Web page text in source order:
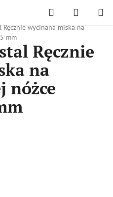
Szukaj KOSZYK
Prezenty dla partnera
Ręcznie wycinana miska na
mm
Ręcznie
na
nóżce